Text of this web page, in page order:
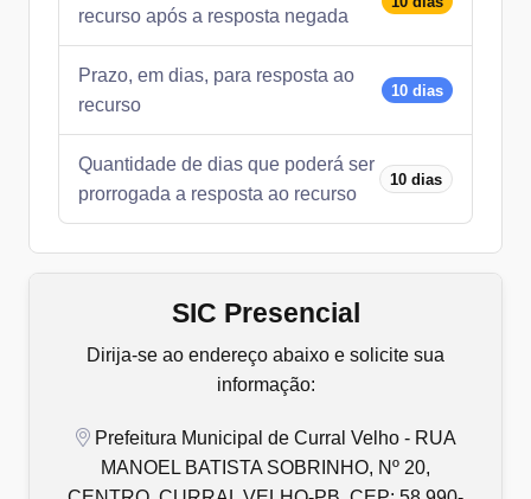
recurso após a resposta negada
Prazo, em dias, para resposta ao
recurso
10 dias
Quantidade de dias que poderá ser
prorrogada a resposta ao recurso
10 dias
SIC Presencial
Dirija-se ao endereço abaixo e solicite sua
informação:
Prefeitura Municipal de Curral Velho - RUA
MANOEL BATISTA SOBRINHO, Nº 20,